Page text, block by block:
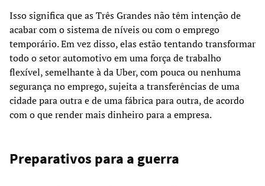
Isso significa que as Três Grandes não têm intenção de
acabar com o sistema de níveis ou com o emprego
temporário. Em vez disso, elas estão tentando transformar
todo o setor automotivo em uma força de trabalho
flexível, semelhante à da Uber, com pouca ou nenhuma
segurança no emprego, sujeita a transferências de uma
cidade para outra e de uma fábrica para outra, de acordo
com o que render mais dinheiro para a empresa.
Preparativos para a guerra